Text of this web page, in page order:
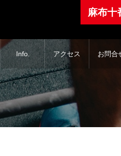
⿇布⼗
Info. アクセス お問合